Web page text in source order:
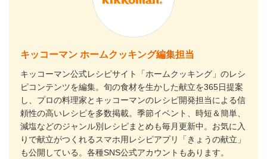
キッコーマン ホームクッキング編集担当
キッコーマン公式レシピサイト「ホームクッキング」のレシ
ピコンテンツを編集。旬の食材を生かした献立を365日提案
し、プロの料理家とキッコーマンのレシピ開発担当による信
頼性の高いレシピを多数掲載。季節イベント、時短＆簡単、
減塩などのジャンル別レシピまとめも毎月更新中。お気に入
りで献立がつくれるスマホ用レシピアプリ「きょうの献立」
も公開している。各種SNS公式アカウントもあります。